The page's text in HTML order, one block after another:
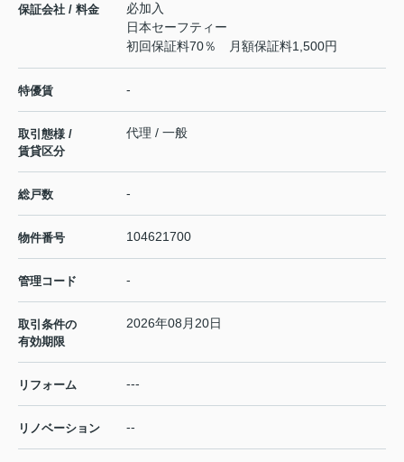
保証会社 / 料金
必加入
日本セーフティー
初回保証料70％ 月額保証料1,500円
特優賃 -
取引態様 /
賃貸区分
代理 / 一般
総戸数 -
物件番号 104621700
管理コード -
取引条件の
有効期限
2026年08月20日
リフォーム ---
リノベーション --